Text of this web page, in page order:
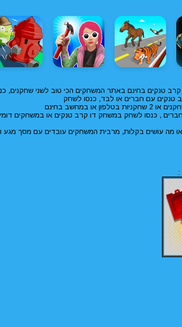
טנקים בחינם באתר המשחקים הכי טוב לשני שחקנים,
טנקים עם חברים או לבד, כנסו לשחק
עושים בקלות, מרבית המשחקים עובדים עם מסך מגע
: